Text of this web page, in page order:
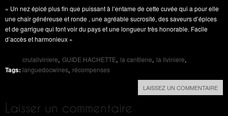
« Un nez épicé plus fin que puissant à l’entame de cette cuvée qui a pour elle
une chair généreuse et ronde , une agréable sucrosité, des saveurs d’épices
et de garrigue qui font voir du pays et une longueur très honorable. Facile
d’accès et harmonieux »
Tags:
crulaliviniere GUIDE HACHETTE la cantilene la liviniere
languedocwines récompenses
LAISSEZ UN COMMENTAIRE
Laisser un commentaire